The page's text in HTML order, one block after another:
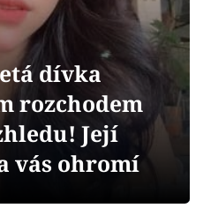
dívka
rozchodem
Její
vás ohromí